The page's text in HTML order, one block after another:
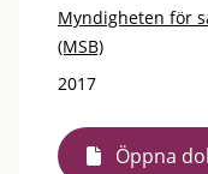
Myndigheten för
(MSB)
2017
Öppna